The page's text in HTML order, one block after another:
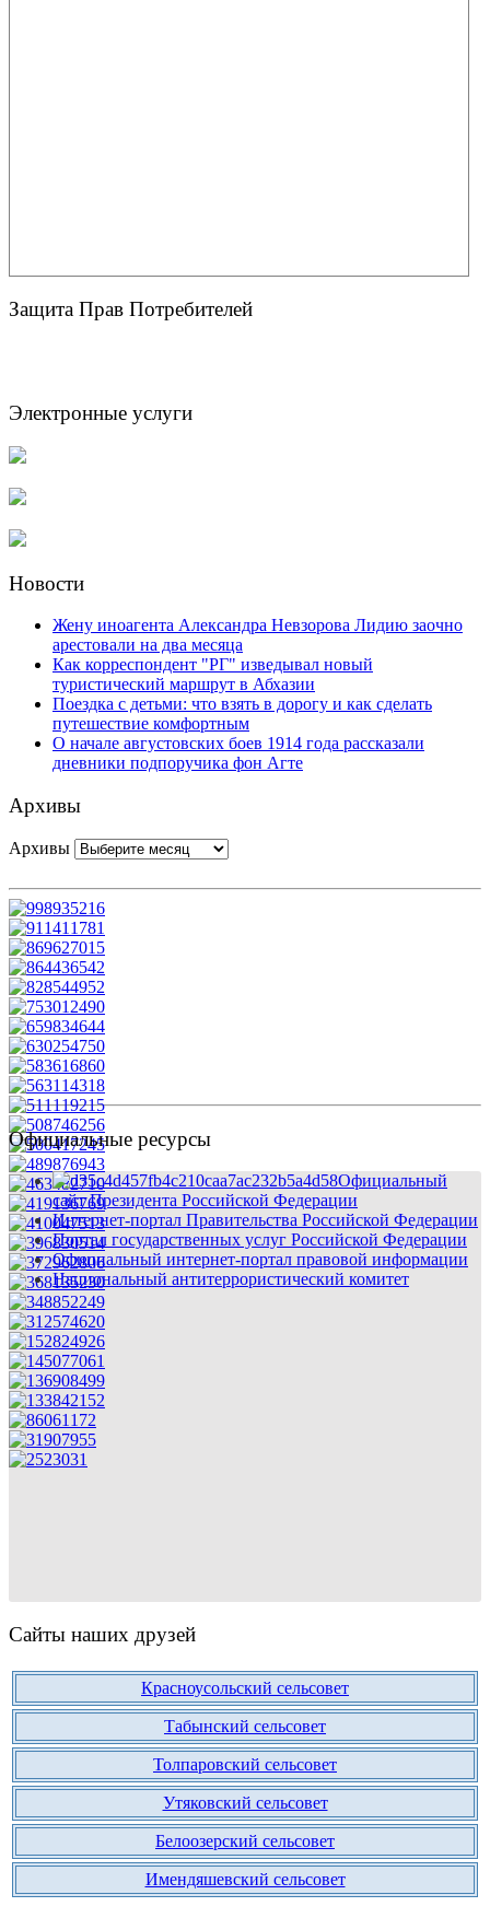
Защита Прав Потребителей
Электронные услуги
Новости
Жену иноагента Александра Невзорова Лидию заочно
арестовали на два месяца
Как корреспондент "РГ" изведывал новый
туристический маршрут в Абхазии
Поездка с детьми: что взять в дорогу и как сделать
путешествие комфортным
О начале августовских боев 1914 года рассказали
дневники подпоручика фон Агте
Архивы
Архивы
Официальные ресурсы
Официальный
сайт Президента Российской Федерации
Интернет-портал Правительства Российской Федерации
Портал государственных услуг Российской Федерации
Официальный интернет-портал правовой информации
Национальный антитеррористический комитет
Сайты наших друзей
Красноусольский сельсовет
Табынский сельсовет
Толпаровский сельсовет
Утяковский сельсовет
Белоозерский сельсовет
Имендяшевский сельсовет